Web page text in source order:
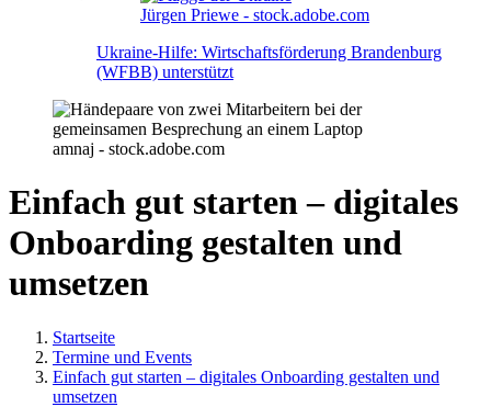
Jürgen Priewe - stock.adobe.com
Ukraine-Hilfe: Wirtschaftsförderung Brandenburg
(WFBB) unterstützt
amnaj - stock.adobe.com
Einfach gut starten – digitales
Onboarding gestalten und
umsetzen
Startseite
Termine und Events
Einfach gut starten – digitales Onboarding gestalten und
umsetzen